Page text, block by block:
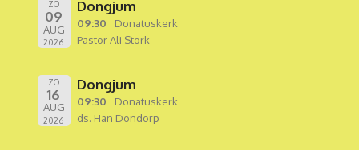
ZO
09
AUG
2026
Dongjum
09:30
Donatuskerk
Pastor Ali Stork
ZO
16
AUG
2026
Dongjum
09:30
Donatuskerk
ds. Han Dondorp